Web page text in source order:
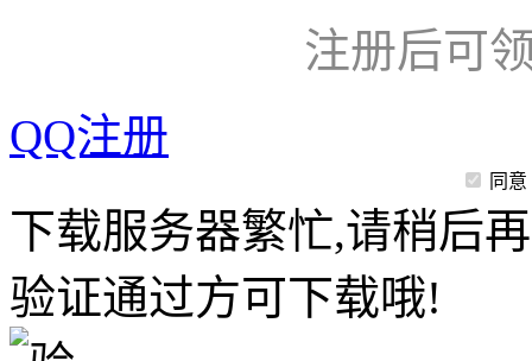
注册后可
QQ注册
同意
下载服务器繁忙,请稍后
验证通过方可下载哦!